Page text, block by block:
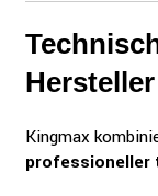
Hersteller
Kingmax
professioneller